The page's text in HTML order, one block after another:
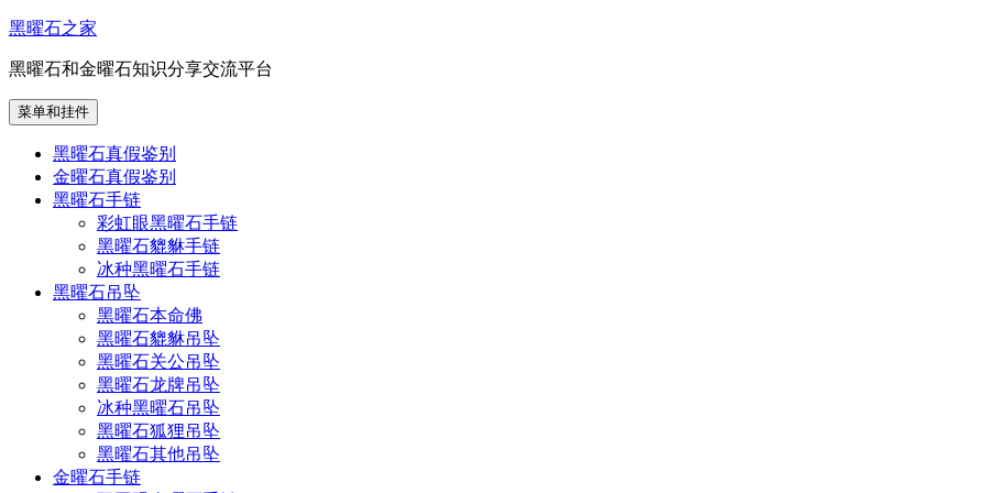
跳
内
容
黑曜石之家
黑曜石和金曜石知识分享交流平台
菜单和挂件
黑曜石真假鉴别
金曜石真假鉴别
黑曜石手链
彩虹眼黑曜石手链
黑曜石貔貅手链
冰种黑曜石手链
黑曜石吊坠
黑曜石本命佛
黑曜石貔貅吊坠
黑曜石关公吊坠
黑曜石龙牌吊坠
冰种黑曜石吊坠
黑曜石狐狸吊坠
黑曜石其他吊坠
金曜石手链